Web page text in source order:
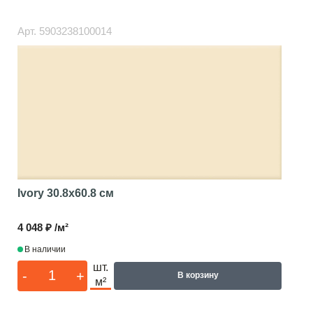
Арт. 5903238100014
Ivory 30.8x60.8 см
4 048 ₽ /м²
В наличии
- +
шт.
м²
В корзину